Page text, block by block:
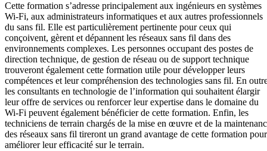
Cette formation s’adresse principalement aux ingénieurs en systèmes
Wi-Fi, aux administrateurs informatiques et aux autres professionnels
du sans fil. Elle est particulièrement pertinente pour ceux qui
conçoivent, gèrent et dépannent les réseaux sans fil dans des
environnements complexes. Les personnes occupant des postes de
direction technique, de gestion de réseau ou de support technique
trouveront également cette formation utile pour développer leurs
compétences et leur compréhension des technologies sans fil. En
les consultants en technologie de l’information qui souhaitent élargir
leur offre de services ou renforcer leur expertise dans le domaine du
Wi-Fi peuvent également bénéficier de cette formation. Enfin, les
techniciens de terrain chargés de la mise en œuvre et de la
des réseaux sans fil tireront un grand avantage de cette formation pour
améliorer leur efficacité sur le terrain.